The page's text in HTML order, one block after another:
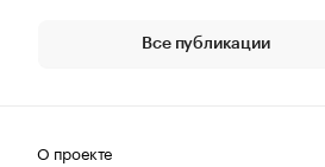
Все публикации
О проекте